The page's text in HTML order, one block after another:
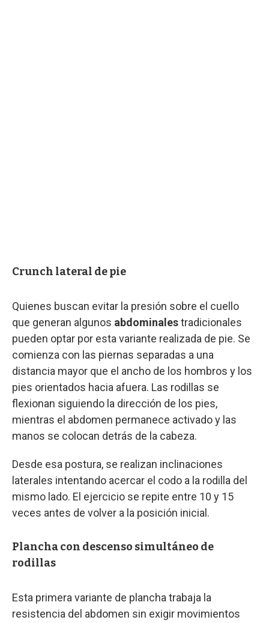
Crunch lateral de pie
Quienes buscan evitar la presión sobre el cuello
que generan algunos abdominalestradicionales
pueden optar por esta variante realizada de pie. Se
comienza con las piernas separadas a una
distancia mayor que el ancho de los hombros y los
pies orientados hacia afuera. Las rodillas se
flexionan siguiendo la dirección de los pies,
mientras el abdomen permanece activado y las
manos se colocan detrás de la cabeza.
Desde esa postura, se realizan inclinaciones
laterales intentando acercar el codo a la rodilla del
mismo lado. El ejercicio se repite entre 10 y 15
veces antes de volver a la posición inicial.
Plancha con descenso simultáneo de
rodillas
Esta primera variante de plancha trabaja la
resistencia del abdomen sin exigir movimientos